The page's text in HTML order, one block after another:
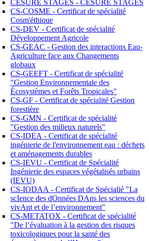
CESURE STAGES - CESURE STAGES
CS-COSME - Certificat de spécialité
Cosm'éthique
CS-DEV - Certificat de spécialité
Développement Agricole
CS-GEAC - Gestion des interactions Eau-
Agriculture face aux Changements
globaux
CS-GEEFT - Certificat de spécialité
"Gestion Environnementale des
Écosystèmes et Forêts Tropicales"
CS-GF - Certificat de spécialité Gestion
forestière
CS-GMN - Certificat de spécialité
"Gestion des milieux naturels"
CS-IDEA - Certificat de spécialité
ingénierie de l'environnement eau : déchets
et aménagements durables
CS-IEVU - Certificat de Spécialité
Ingénierie des espaces végétalisés urbains
(IEVU)
CS-IODAA - Certificat de Spécialié "La
scIence des dOnnées DAns les sciences du
vivAnt et de l’environnement"
CS-METATOX - Certificat de spécialité
"De l’évaluation à la gestion des risques
toxicologiques pour la santé des